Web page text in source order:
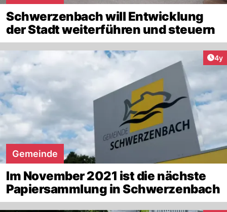
Schwerzenbach will Entwicklung
der Stadt weiterführen und steuern
4y
Gemeinde
Im November 2021 ist die nächste
Papiersammlung in Schwerzenbach